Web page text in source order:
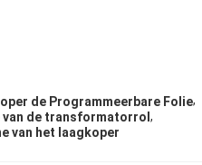
de Programmeerbare Folie,
van de transformatorrol ,
van het laagkoper